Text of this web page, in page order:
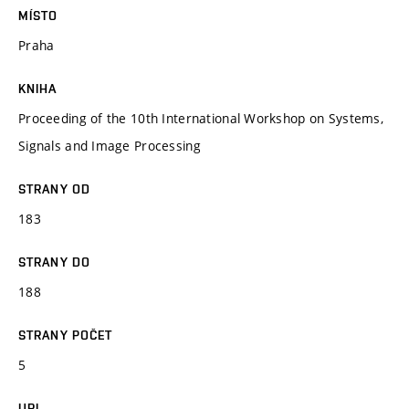
MÍSTO
Praha
KNIHA
Proceeding of the 10th International Workshop on Systems,
Signals and Image Processing
STRANY OD
183
STRANY DO
188
STRANY POČET
5